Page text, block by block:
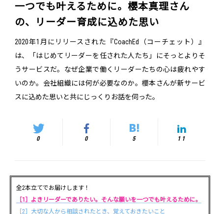
一つでも叶えるために。櫻本真理さん
の、リーダー育成に込めた思い
2020年1月にリリースされた『CoachEd（コーチェット）』
は、「はじめてリーダーを任された人たち」にそっとよりそ
うサービスだ。なぜ企業で働くリーダーたちの心は疲れやす
いのか。会社組織には何が必要なのか。櫻本さんが新サービ
スに込めた思いと共にじっくりお話を伺った。
0 0 5 11
全2本立てでお届けします！
［1］よきリーダーでありたい。そんな願いを一つでも叶えるために。
［2］大切な人から相談されたとき、覚えておきたいこと